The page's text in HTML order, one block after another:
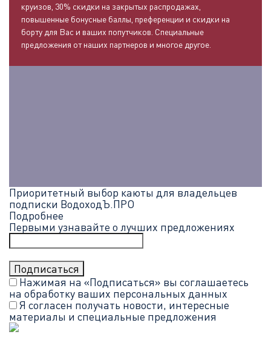
круизов, 30% скидки на закрытых распродажах,
повышенные бонусные баллы, преференции и скидки на
борту для Вас и ваших попутчиков. Специальные
предложения от наших партнеров и многое другое.
Приоритетный выбор каюты для владельцев
подписки ВодоходЪ.ПРО
Подробнее
Первыми узнавайте о лучших предложениях
Нажимая на «Подписаться» вы соглашаетесь
на обработку ваших персональных данных
Я согласен получать новости, интересные
материалы и специальные предложения